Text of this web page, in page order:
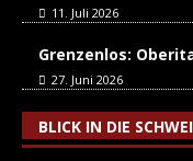
11. Juli 2026
Grenzenlos:
27. Juni 2026
BLICK IN DIE